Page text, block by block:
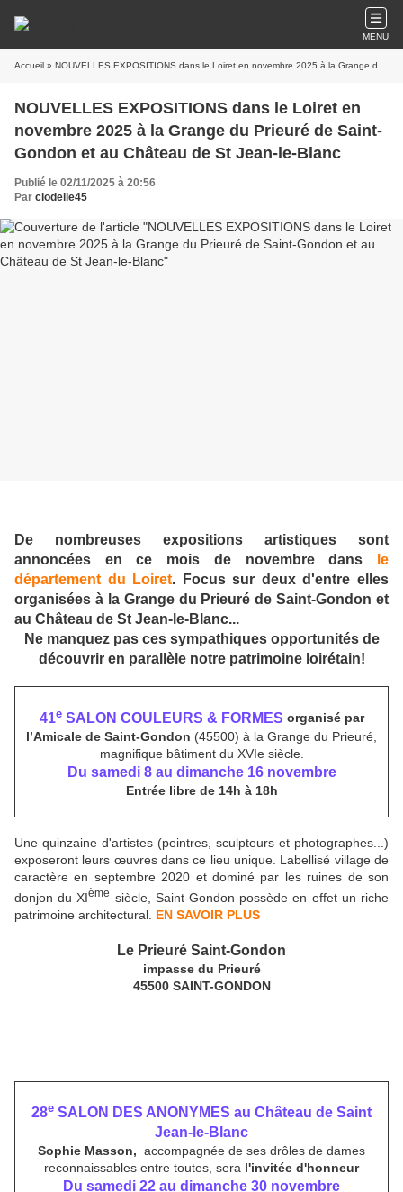
MENU
Accueil » NOUVELLES EXPOSITIONS dans le Loiret en novembre 2025 à la Grange du Prieuré de Saint-Gondon et au Château de St Jean-le-Blanc
NOUVELLES EXPOSITIONS dans le Loiret en
novembre 2025 à la Grange du Prieuré de Saint-
Gondon et au Château de St Jean-le-Blanc
Publié le 02/11/2025 à 20:56
Par clodelle45
De nombreuses expositions artistiques sont
annoncées en ce mois de novembre dans
le
département du Loiret. Focus sur deux d'entre elles
organisées à la Grange du Prieuré de Saint-Gondon et
au Château de St Jean-le-Blanc...
Ne manquez pas ces sympathiques opportunités de
découvrir en parallèle notre patrimoine loirétain!
41eSALON COULEURS & FORMES organisé par
l’Amicale de Saint-Gondon (45500) à la Grange du Prieuré,
magnifique bâtiment du XVIe siècle.
Du samedi 8 au dimanche 16 novembre
Entrée libre de 14h à 18h
Une quinzaine d'artistes (peintres, sculpteurs et photographes...)
exposeront leurs œuvres dans ce lieu unique. Labellisé village de
caractère en septembre 2020 et dominé par les ruines de son
donjon du XIème siècle, Saint-Gondon possède en effet un riche
patrimoine architectural. EN SAVOIR PLUS
Le Prieuré Saint-Gondon
impasse du Prieuré
45500 SAINT-GONDON
28e SALON DES ANONYMES au Château de Saint
Jean-le-Blanc
Sophie Masson, accompagnée de ses drôles de dames
reconnaissables entre toutes, sera l'invitée d'honneur
Du samedi 22 au dimanche 30 novembre